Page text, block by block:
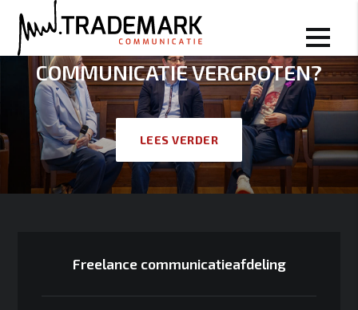
DE KRACHT VAN JE
COMMUNICATIE VERGROTEN?
LEES VERDER
Freelance communicatieafdeling